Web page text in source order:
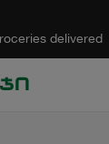
delivered